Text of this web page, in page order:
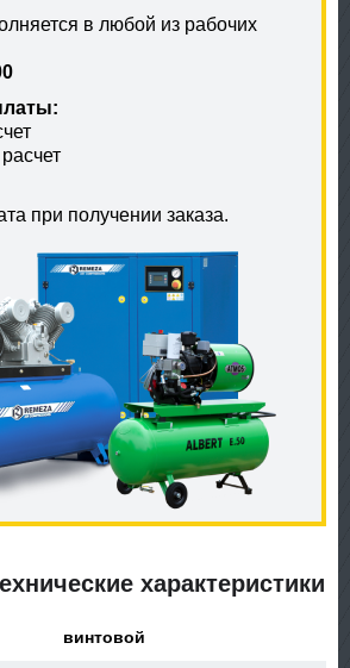
в любой из рабочих
при получении заказа.
характеристики
винтовой